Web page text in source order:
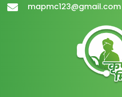
mapmc123@gmail.com